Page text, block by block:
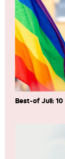
Best-of Juli: